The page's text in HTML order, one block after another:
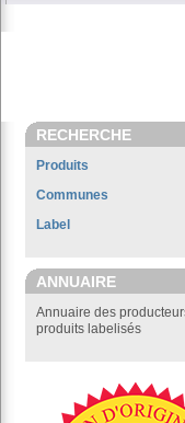
RECHERCHE
Produits
Communes
Label
ANNUAIRE
Annuaire des
produits labelisés